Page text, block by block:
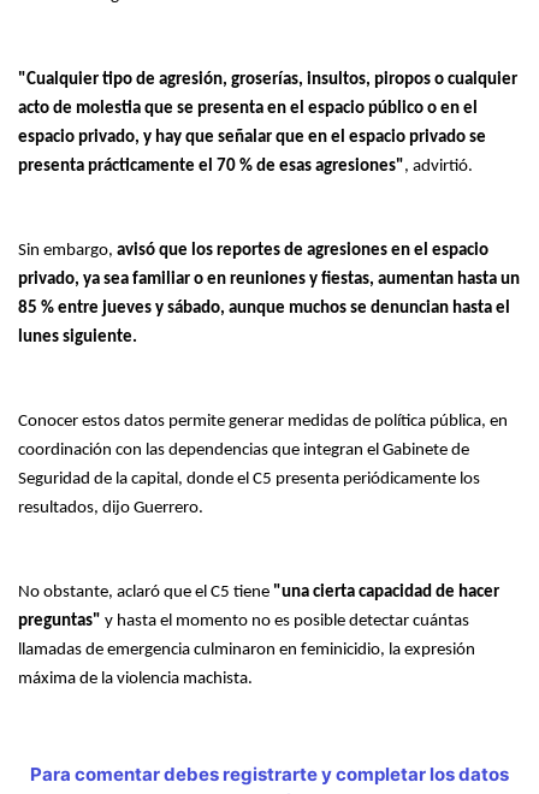
"Cualquier tipo de agresión, groserías, insultos, piropos o cualquier
acto de molestia que se presenta en el espacio público o en el
espacio privado, y hay que señalar que en el espacio privado se
presenta prácticamente el 70 % de esas agresiones", advirtió.
Sin embargo, avisó que los reportes de agresiones en el espacio
privado, ya sea familiar o en reuniones y fiestas, aumentan hasta un
85 % entre jueves y sábado, aunque muchos se denuncian hasta el
lunes siguiente.
Conocer estos datos permite generar medidas de política pública, en
coordinación con las dependencias que integran el Gabinete de
Seguridad de la capital, donde el C5 presenta periódicamente los
resultados, dijo Guerrero.
No obstante, aclaró que el C5 tiene "una cierta capacidad de hacer
preguntas" y hasta el momento no es posible detectar cuántas
llamadas de emergencia culminaron en feminicidio, la expresión
máxima de la violencia machista.
Para comentar debes registrarte y completar los datos